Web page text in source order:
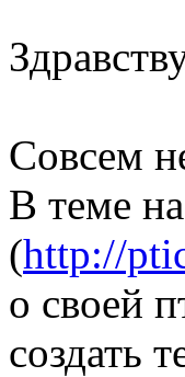
Совсем
В теме
(http://
о своей
создать